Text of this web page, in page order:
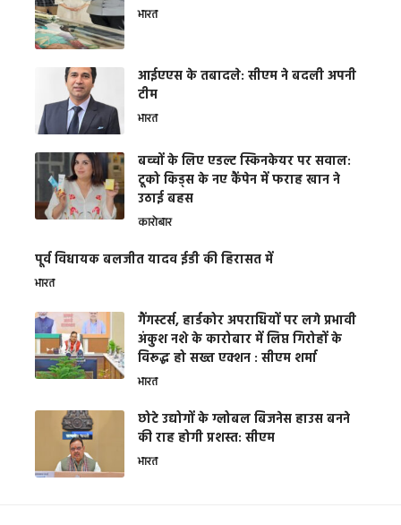
भारत
आईएएस के तबादले: सीएम ने बदली अपनी
टीम
भारत
बच्चों के लिए एडल्ट स्किनकेयर पर सवाल:
टूको किड्स के नए कैंपेन में फराह खान ने
उठाई बहस
कारोबार
पूर्व विधायक बलजीत यादव ईडी की हिरासत में
भारत
गैंगस्टर्स, हार्डकोर अपराधियों पर लगे प्रभावी
अंकुश नशे के कारोबार में लिप्त गिरोहों के
विरूद्ध हो सख्त एक्शन : सीएम शर्मा
भारत
छोटे उद्योगों के ग्लोबल बिजनेस हाउस बनने
की राह होगी प्रशस्त: सीएम
भारत